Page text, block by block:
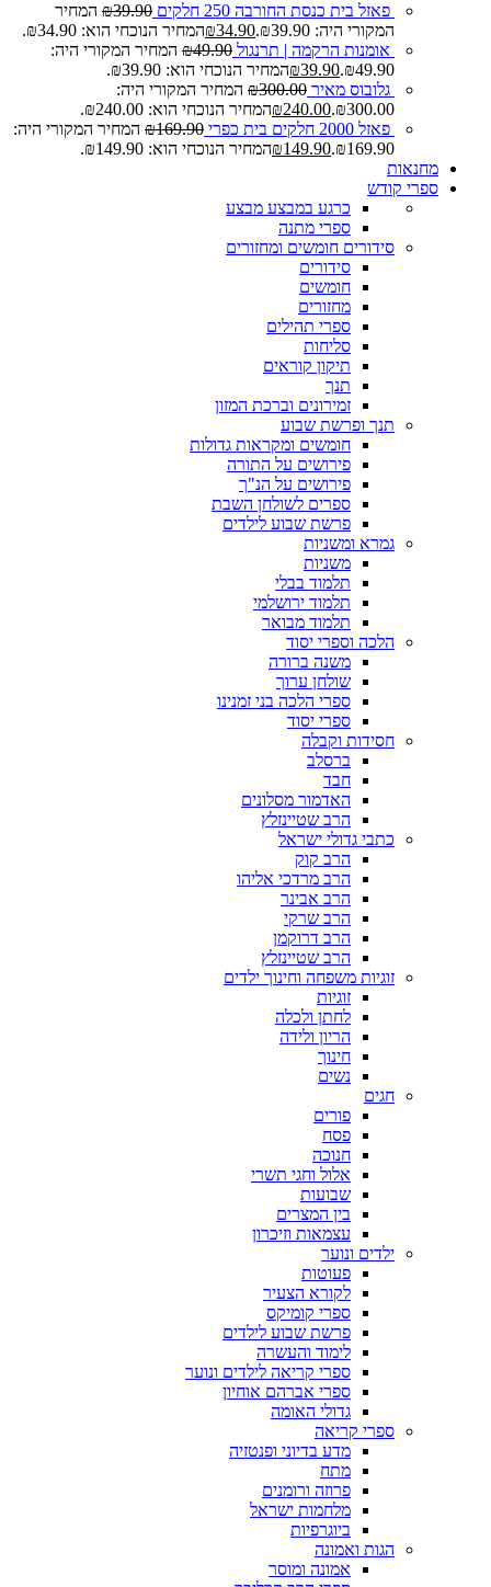
פאזל בית כנסת החורבה 250 חלקים ₪39.90
המחיר
המקורי היה: ₪39.90.
₪34.90
המחיר הנוכחי הוא: ₪34.90.
אומנות הרקמה | תרנגול
₪49.90
המחיר המקורי היה:
₪49.90.
₪39.90
המחיר הנוכחי הוא: ₪39.90.
גלובוס מאיר
₪300.00
המחיר המקורי היה:
₪300.00.
₪240.00
המחיר הנוכחי הוא: ₪240.00.
פאזל 2000 חלקים בית כפרי
₪169.90
המחיר המקורי היה:
₪169.90.
₪149.90
המחיר הנוכחי הוא: ₪149.90.
מחנאות
ספרי קודש
כרגע במבצע מבצע
ספרי מתנה
סידורים חומשים ומחזורים
סידורים
חומשים
מחזורים
ספרי תהילים
סליחות
תיקון קוראים
תנך
זמירונים וברכת המזון
תנך ופרשת שבוע
חומשים ומקראות גדולות
פירושים על התורה
פירושים על הנ"ך
ספרים לשולחן השבת
פרשת שבוע לילדים
גמרא ומשניות
משניות
תלמוד בבלי
תלמוד ירושלמי
תלמוד מבואר
הלכה וספרי יסוד
משנה ברורה
שולחן ערוך
ספרי הלכה בני זמנינו
ספרי יסוד
חסידות וקבלה
ברסלב
חבד
האדמור מסלונים
הרב שטיינזלץ
כתבי גדולי ישראל
הרב קוק
הרב מרדכי אליהו
הרב אבינר
הרב שרקי
הרב דרוקמן
הרב שטיינזלץ
זוגיות משפחה וחינוך ילדים
זוגיות
לחתן ולכלה
הריון ולידה
חינוך
נשים
חגים
פורים
פסח
חנוכה
אלול וחגי תשרי
שבועות
בין המצרים
עצמאות וזיכרון
ילדים ונוער
פעוטות
לקורא הצעיר
ספרי קומיקס
פרשת שבוע לילדים
לימוד והעשרה
ספרי קריאה לילדים ונוער
ספרי אברהם אוחיון
גדולי האומה
ספרי קריאה
מדע בדיוני ופנטזיה
מתח
פרוזה ורומנים
מלחמות ישראל
ביוגרפיות
הגות ואמונה
אמונה ומוסר